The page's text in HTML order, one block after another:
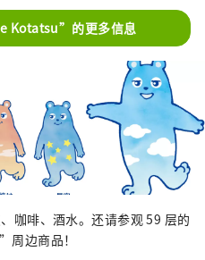
Kotatsu”的更多信息
咖啡、酒水。还请参观 59 层的
边商品！